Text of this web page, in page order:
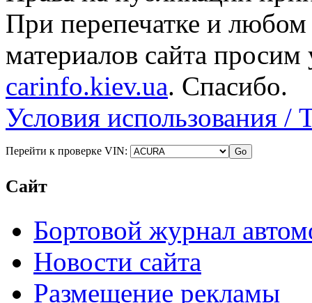
При перепечатке и
материалов сайта просим
carinfo.kiev.ua. Спасибо.
Условия использования /
Перейти к проверке VIN:
Сайт
Бортовой журнал
Новости сайта
Размещение рекламы